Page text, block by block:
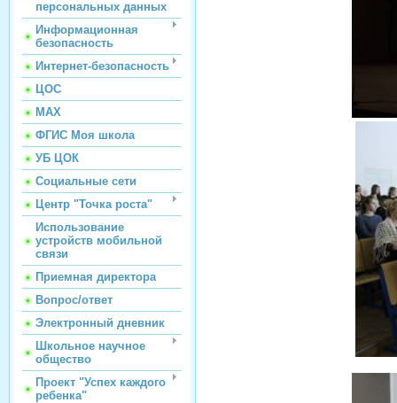
персональных данных
Информационная
безопасность
Интернет-безопасность
ЦОС
МАХ
ФГИС Моя школа
УБ ЦОК
Социальные сети
Центр "Точка роста"
Использование
устройств мобильной
связи
Приемная директора
Вопрос/ответ
Электронный дневник
Школьное научное
общество
Проект "Успех каждого
ребенка"